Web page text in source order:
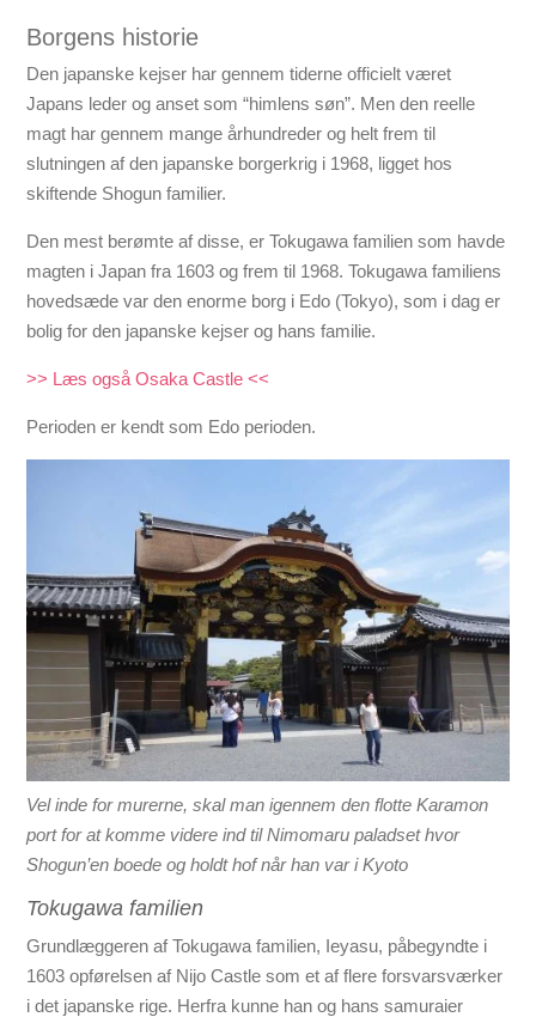
Borgens historie
Den japanske kejser har gennem tiderne officielt været
Japans leder og anset som “himlens søn”. Men den reelle
magt har gennem mange århundreder og helt frem til
slutningen af den japanske borgerkrig i 1968, ligget hos
skiftende Shogun familier.
Den mest berømte af disse, er Tokugawa familien som havde
magten i Japan fra 1603 og frem til 1968. Tokugawa familiens
hovedsæde var den enorme borg i Edo (Tokyo), som i dag er
bolig for den japanske kejser og hans familie.
>> Læs også Osaka Castle <<
Perioden er kendt som Edo perioden.
Vel inde for murerne, skal man igennem den flotte Karamon
port for at komme videre ind til Nimomaru paladset hvor
Shogun’en boede og holdt hof når han var i Kyoto
Tokugawa familien
Grundlæggeren af Tokugawa familien, Ieyasu, påbegyndte i
1603 opførelsen af Nijo Castle som et af flere forsvarsværker
i det japanske rige. Herfra kunne han og hans samuraier